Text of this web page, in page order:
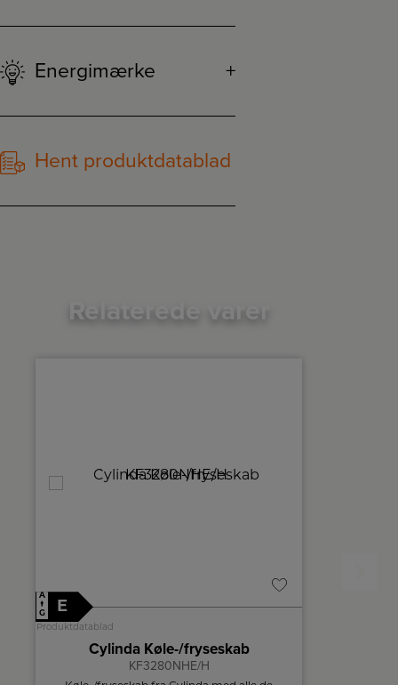
Energimærke
Hent produktdatablad
Relaterede varer
A
↑
G
E
Produktdatablad
Cylinda Køle-/fryseskab
KF3280NHE/H